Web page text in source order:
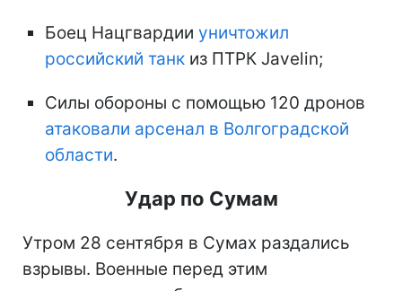
Боец Нацгвардии уничтожил
российский танк из ПТРК Javelin;
Силы обороны с помощью 120 дронов
атаковали арсенал в Волгоградской
области.
Удар по Сумам
Утром 28 сентября в Сумах раздались
взрывы. Военные перед этим